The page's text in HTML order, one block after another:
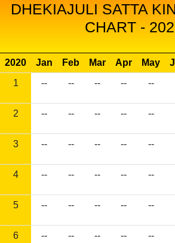
DHEKIAJULI SATTA
CHART -
2020 Jan Feb Mar Apr May
1
-- -- -- -- --
2 -- -- -- -- --
3 -- -- -- -- --
4 -- -- -- -- --
5 -- -- -- -- --
6 -- -- -- -- --